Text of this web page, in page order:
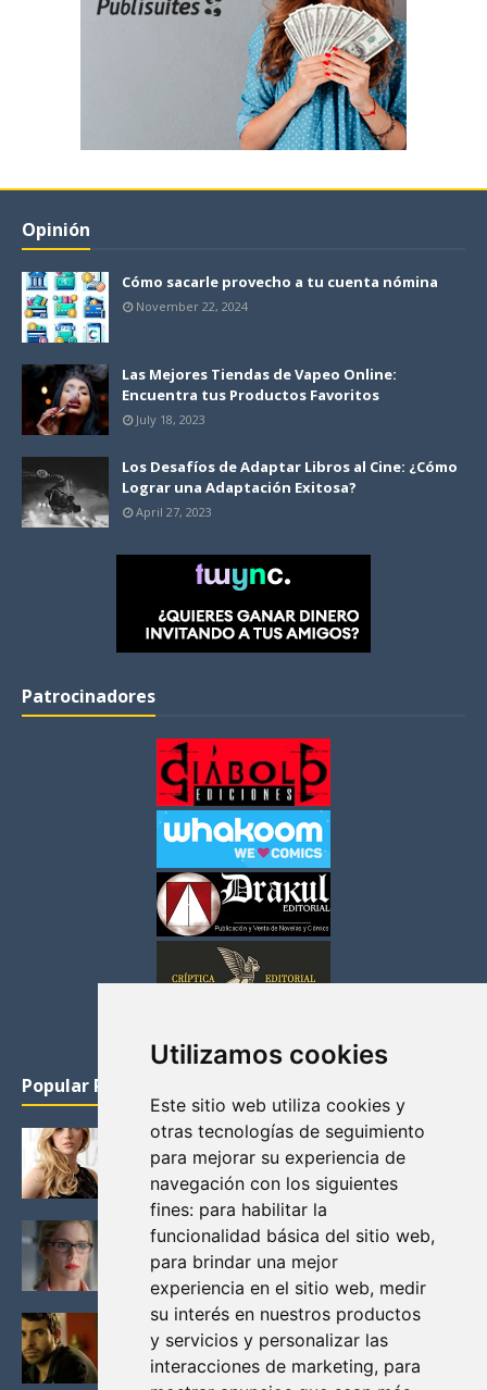
Utilizamos cookies
Este sitio web utiliza cookies y
otras tecnologías de seguimiento
para mejorar su experiencia de
navegación con los siguientes
fines: para habilitar la
funcionalidad básica del sitio web,
para brindar una mejor
experiencia en el sitio web, medir
su interés en nuestros productos
y servicios y personalizar las
interacciones de marketing, para
Opinión
Cómo sacarle provecho a tu cuenta nómina
November 22, 2024
Las Mejores Tiendas de Vapeo Online:
Encuentra tus Productos Favoritos
July 18, 2023
Los Desafíos de Adaptar Libros al Cine: ¿Cómo
Lograr una Adaptación Exitosa?
April 27, 2023
Patrocinadores
Popular Posts
KATHERYN WINNICK: LA ACTRIZ MAS GUAPA DE
VIKINGOS
Junio 14, 2013
FELICITY (EMILY BETT RICKARDS), LAS FOTOS
MAS BONITAS DE LA ALIADA DE ARROW
Noviembre 30, 2013
BLACK MIRROR: TODA TU HISTORIA. EPISODIO 3.
LA CRITICA
Mayo 17, 2012